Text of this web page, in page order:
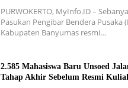
PURWOKERTO, MyInfo.ID –
Pasukan Pengibar Bendera Pusaka
Kabupaten Banyumas resmi…
2.585 Mahasiswa Baru Unsoed
Tahap Akhir Sebelum Resmi